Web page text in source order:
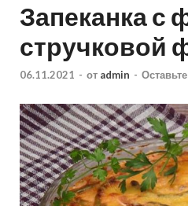
Запеканка с
стручковой
06.11.2021 - от admin -